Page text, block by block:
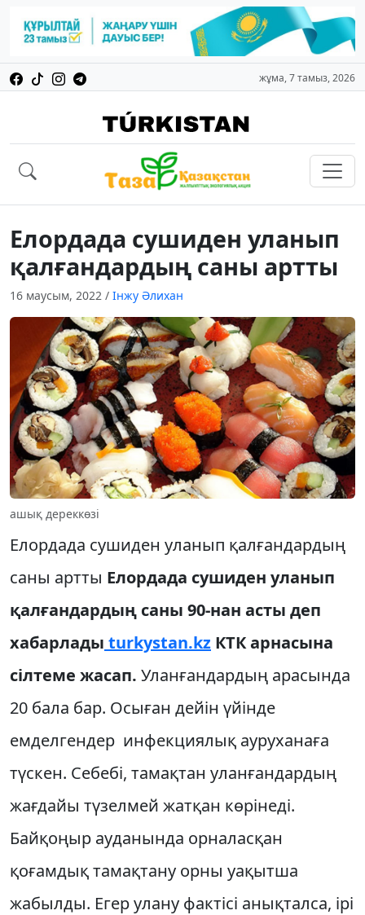
жұма, 7 тамыз, 2026
Елордада сушиден уланып
қалғандардың саны артты
16 маусым, 2022 / Інжу Әлихан
ашық дереккөзі
Елордада сушиден уланып қалғандардың
саны артты Елордада сушиден уланып
қалғандардың саны 90-нан асты деп
хабарлады turkystan.kz КТК арнасына
сілтеме жасап. Уланғандардың арасында
20 бала бар. Осыған дейін үйінде
емделгендер инфекциялық ауруханаға
түскен. Себебі, тамақтан уланғандардың
жағдайы түзелмей жатқан көрінеді.
Байқоңыр ауданында орналасқан
қоғамдық тамақтану орны уақытша
жабылды. Егер улану фактісі анықталса, ірі